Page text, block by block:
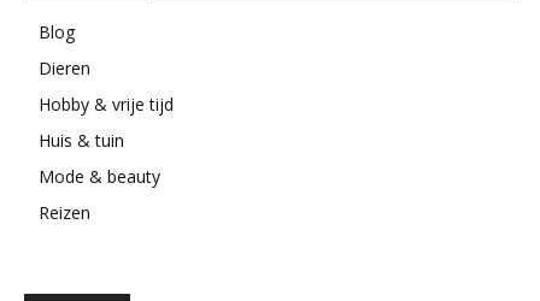
Blog
Dieren
Hobby & vrije tijd
Huis & tuin
Mode & beauty
Reizen